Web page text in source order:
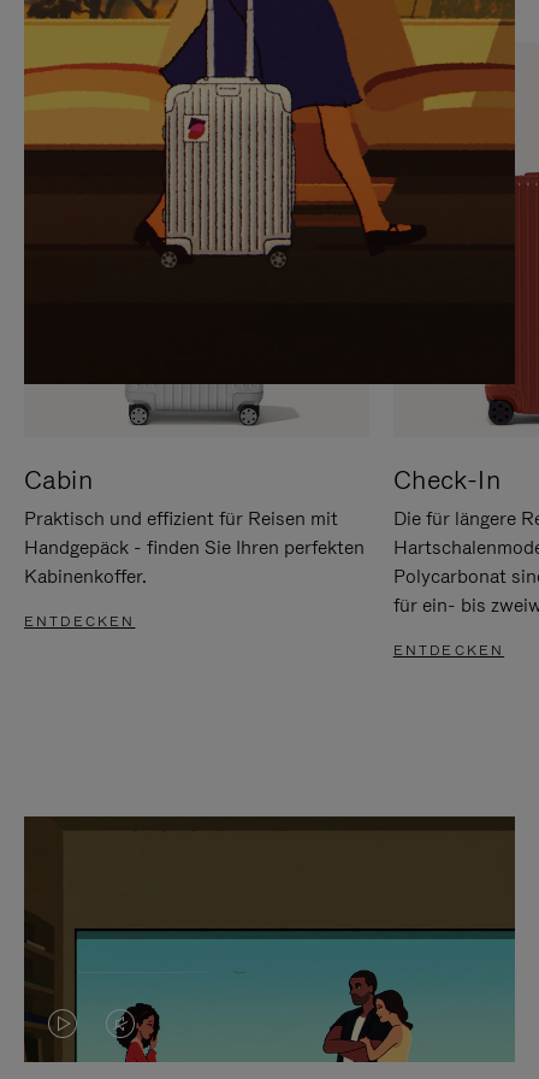
SIE,
UM
ANZUHALTEN
AUFHEBEN
DER
STUMMSCHALTUNG
Cabin
Praktisch und effizient für Reisen mit
Handgepäck - finden Sie Ihren perfekten
Kabinenkoffer.
ENTDECKEN
Check-In
Die für längere
Polycarbonat
für ein- bis
ENTDECKEN
DASVIDEO